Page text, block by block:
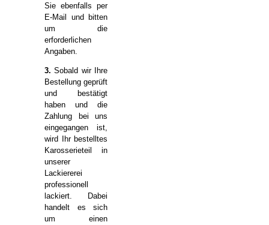
Sie ebenfalls per
E-Mail und bitten
um die
erforderlichen
Angaben.
3. Sobald wir Ihre
Bestellung geprüft
und bestätigt
haben und die
Zahlung bei uns
eingegangen ist,
wird Ihr bestelltes
Karosserieteil in
unserer
Lackiererei
professionell
lackiert. Dabei
handelt es sich
um einen